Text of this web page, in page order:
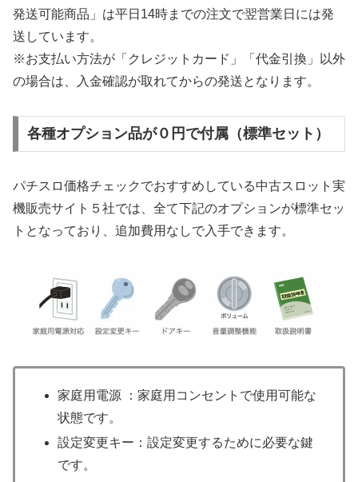
発送可能商品」は平日14時までの注文で翌営業日には発
送しています。
※お支払い方法が「クレジットカード」「代金引換」以外
の場合は、入金確認が取れてからの発送となります。
各種オプション品が０円で付属（標準セット）
パチスロ価格チェックでおすすめしている中古スロット実
機販売サイト５社では、全て下記のオプションが標準セッ
トとなっており、追加費用なしで入手できます。
家庭用電源 ：家庭用コンセントで使用可能な
状態です。
設定変更キー：設定変更するために必要な鍵
です。